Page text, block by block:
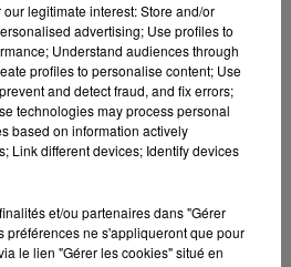
21 juin
(l'office
derniers
avec
legitimate interest: Store and/or
advertising; Use profiles to
Understand audiences through
profiles to personalise content; Use
and detect fraud, and fix errors;
technologies may process personal
based on information actively
Link different devices; Identify devices
et/ou partenaires dans "Gérer
préférences ne s'appliqueront que pour
le lien "Gérer les cookies" situé en